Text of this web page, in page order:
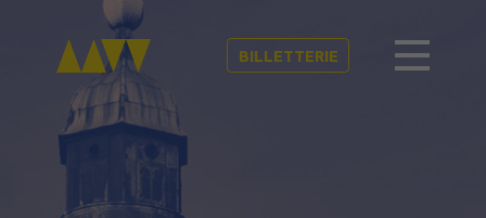
BILLETTERIE